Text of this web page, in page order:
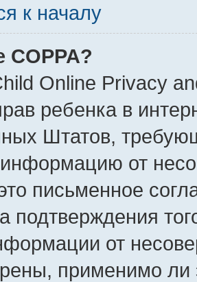
к началу
COPPA?
Online Privacy
ребенка в
Штатов,
от
письменное
подтверждения
от
применимо ли